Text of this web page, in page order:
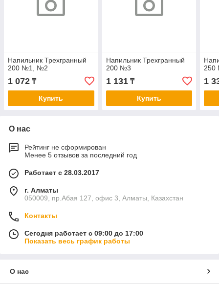
Напильник Трехгранный
200 №1, №2
1 072 ₸
Купить
Напильник Трехгранный
200 №3
1 131₸
Купить
1
О нас
Рейтинг не сформирован
Менее 5 отзывов за последний год
Работает с 28.03.2017
г. Алматы
050009, пр.Абая 127, офис 3, Алматы, Казахстан
Контакты
Сегодня работает с 09:00 до 17:00
Показать весь график работы
О нас